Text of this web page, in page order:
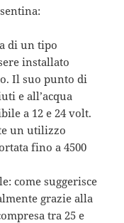
di un tipo
installato
Il suo punto di
e all’acqua
a 12 e 24 volt.
un utilizzo
fino a 4500
come suggerisce
grazie alla
tra 25 e